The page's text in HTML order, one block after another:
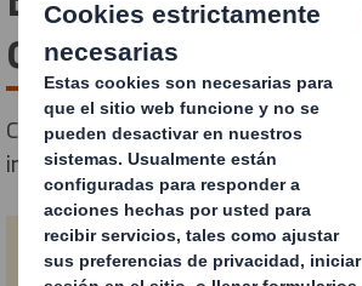
del packaging
Complete el siguiente formulario para
informe:
Nombre